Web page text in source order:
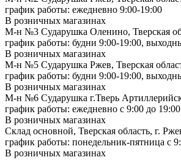
график работы: ежедневно 9:00-19:00
В розничных магазинах
М-н №3 Сударушка Оленино, Тверская
график работы: будни 9:00-19:00,
В розничных магазинах
М-н №5 Сударушка Ржев, Тверская
график работы: будни 9:00-19:00,
В розничных магазинах
М-н №6 Сударушка г.Тверь
график работы: ежедневно с 9:00 до 19:00
В розничных магазинах
Склад основной, Тверская область, г.
график работы: понедельник-пятница с
В розничных магазинах